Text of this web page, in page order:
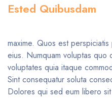
Ested Quibusdam
maxime. Quos est
eius. Numquam voluptas quo
voluptates quia itaque
Sint consequatur soluta
Dolores qui sed eum libero